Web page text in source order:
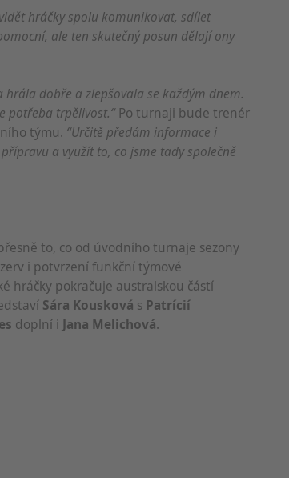
vidět hráčky spolu komunikovat, sdílet
ale ten skutečný posun dělají ony
hrála dobře a zlepšovala se každým dnem.
potřeba trpělivost.“Po turnaji bude trenér
týmu. “Určitě předám informace i
a využít to, co jsme tady společně
to, co od úvodního turnaje sezony
i potvrzení funkční týmové
hráčky pokračuje australskou částí
Sára Kousková s Patrícií
doplní i Jana Melichová.